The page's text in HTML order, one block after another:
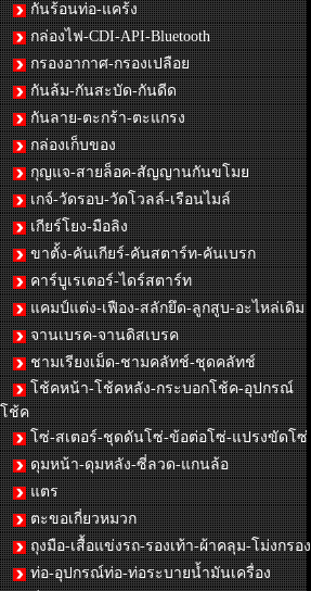
กันร้อนท่อ-แคร้ง
กล่องไฟ-CDI-API-Bluetooth
กรองอากาศ-กรองเปลือย
กันล้ม-กันสะบัด-กันดีด
กันลาย-ตะกร้า-ตะแกรง
กล่องเก็บของ
กุญแจ-สายล็อค-สัญญานกันขโมย
เกจ์-วัดรอบ-วัดโวลล์-เรือนไมล์
เกียร์โยง-มือลิง
ขาตั้ง-คันเกียร์-คันสตาร์ท-คันเบรก
คาร์บูเรเตอร์-ไดร์สตาร์ท
แคมป์แต่ง-เฟือง-สลักยึด-ลูกสูบ-อะไหล่เดิม
จานเบรค-จานดิสเบรค
ชามเรียงเม็ด-ชามคลัทช์-ชุดคลัทช์
โช้คหน้า-โช้คหลัง-กระบอกโช้ค-อุปกรณ์
โช้ค
โซ่-สเตอร์-ชุดดันโซ่-ข้อต่อโซ่-แปรงขัดโซ่
ดุมหน้า-ดุมหลัง-ซี่ลวด-แกนล้อ
แตร
ตะขอเกี่ยวหมวก
ถุงมือ-เสื้อแข่งรถ-รองเท้า-ผ้าคลุม-โม่งกรอง
ท่อ-อุปกรณ์ท่อ-ท่อระบายน้ำมันเครื่อง